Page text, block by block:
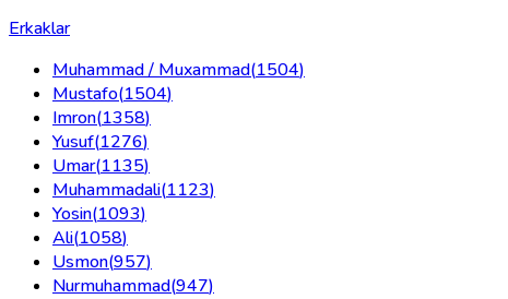
Erkaklar
Muhammad / Muxammad(1504)
Mustafo(1504)
Imron(1358)
Yusuf(1276)
Umar(1135)
Muhammadali(1123)
Yosin(1093)
Ali(1058)
Usmon(957)
Nurmuhammad(947)